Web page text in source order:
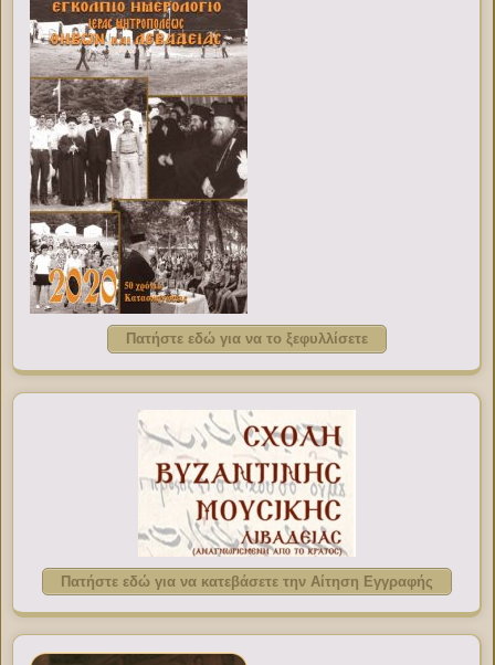
Πατήστε εδώ για να το ξεφυλλίσετε
Πατήστε εδώ για να κατεβάσετε την Αίτηση Εγγραφής